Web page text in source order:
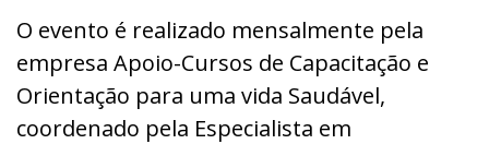
O evento é realizado mensalmente pela
empresa Apoio-Cursos de Capacitação e
Orientação para uma vida Saudável,
coordenado pela Especialista em